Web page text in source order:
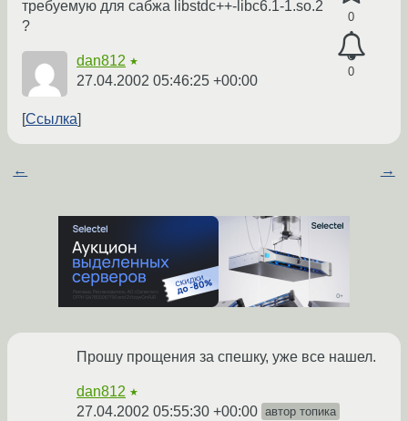
0
0
требуемую для сабжа libstdc++-libc6.1-1.so.2
?
dan812 ★
27.04.2002 05:46:25 +00:00
Ссылка
← →
Прошу прощения за спешку, уже все нашел.
dan812 ★
27.04.2002 05:55:30 +00:00 автор топика